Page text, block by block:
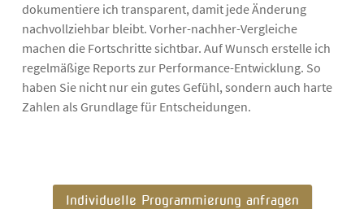
dokumentiere ich transparent, damit jede Änderung
nachvollziehbar bleibt. Vorher-nachher-Vergleiche
machen die Fortschritte sichtbar. Auf Wunsch erstelle ich
regelmäßige Reports zur Performance-Entwicklung. So
haben Sie nicht nur ein gutes Gefühl, sondern auch harte
Zahlen als Grundlage für Entscheidungen.
Individuelle Programmierung anfragen